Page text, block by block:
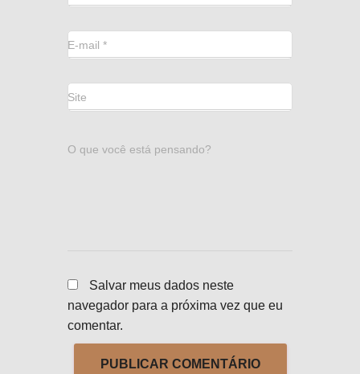
E-mail *
Site
O que você está pensando?
Salvar meus dados neste
navegador para a próxima vez que eu
comentar.